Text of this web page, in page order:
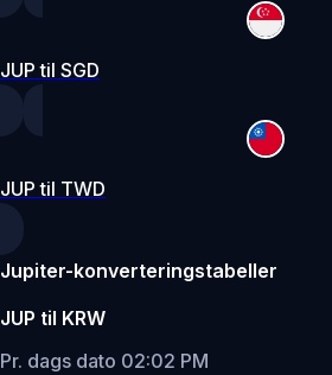
JUP til SGD
JUP til TWD
Jupiter-konverteringstabeller
JUP til KRW
Pr. dags dato 02:02 PM